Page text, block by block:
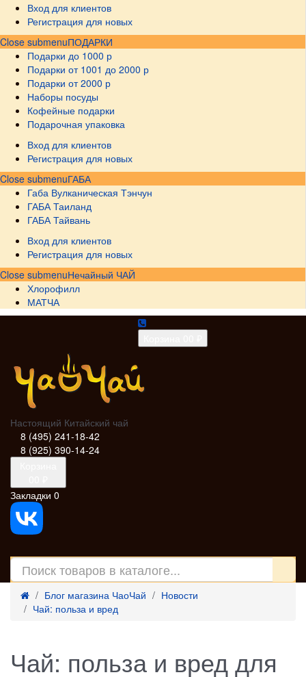
Вход для клиентов
Регистрация для новых
Close submenuПОДАРКИ
Подарки до 1000 р
Подарки от 1001 до 2000 р
Подарки от 2000 р
Наборы посуды
Кофейные подарки
Подарочная упаковка
Вход для клиентов
Регистрация для новых
Close submenuГАБА
Габа Вулканическая Тэнчун
ГАБА Таиланд
ГАБА Тайвань
Вход для клиентов
Регистрация для новых
Close submenuНечайный ЧАЙ
Хлорофилл
МАТЧА
Настоящий Китайский чай
8 (495) 241-18-42
8 (925) 390-14-24
Закладки 0
Блог магазина ЧаоЧай
Новости
Чай: польза и вред
Чай: польза и вред для